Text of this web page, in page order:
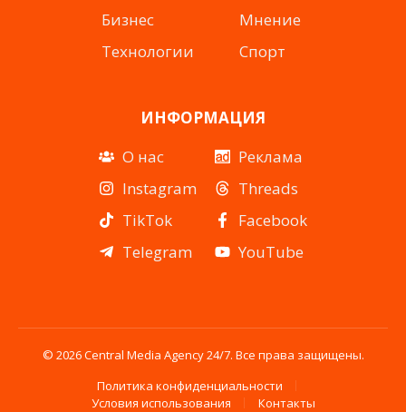
Бизнес
Технологии
Мнение
Спорт
ИНФОРМАЦИЯ
О нас
Instagram
TikTok
Telegram
Реклама
Threads
Facebook
YouTube
© 2026 Central Media Agency 24/7. Все права защищены.
Политика конфиденциальности
Условия использования
Контакты